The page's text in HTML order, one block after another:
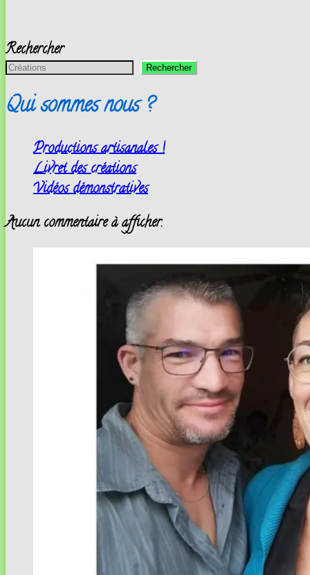
Rechercher
Rechercher
Qui sommes nous ?
Productions artisanales !
Livret des créations
Vidéos démonstratives
Aucun commentaire à afficher.